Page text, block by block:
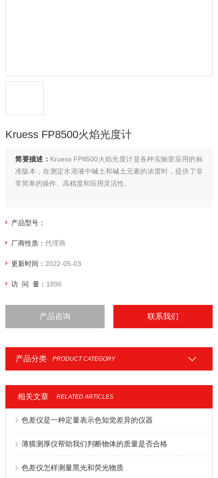
Kruess FP8500火焰光度计
简要描述： Kruess FP8500火焰光度计是各种实验室应用的标
准版本，在测定水溶液中碱土和碱土元素的浓度时，提供了非
常简单的操作、高精度和应用灵活性。
产品型号：
厂商性质：代理商
更新时间： 2022-05-03
访 问 量： 1896
产品咨询 联系我们
产品分类 PRODUCT CATEGORY
相关文章 RELATED ARTICLES
色差仪是一种定量表示色知觉差异的仪器
薄膜测厚仪帮助我们判断物体的质量是否合格
色差仪怎样测量黑光和荧光物质